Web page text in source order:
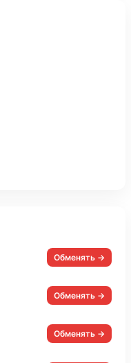
Обменять →
Обменять →
Обменять →